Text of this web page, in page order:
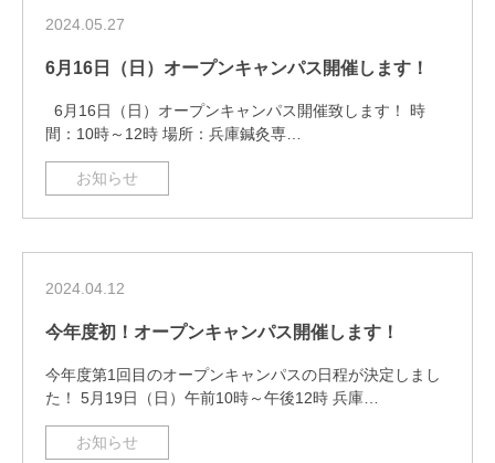
2024.05.27
6月16日（日）オープンキャンパス開催します！
6月16日（日）オープンキャンパス開催致します！ 時
間：10時～12時 場所：兵庫鍼灸専…
お知らせ
2024.04.12
今年度初！オープンキャンパス開催します！
今年度第1回目のオープンキャンパスの日程が決定しまし
た！ 5月19日（日）午前10時～午後12時 兵庫…
お知らせ